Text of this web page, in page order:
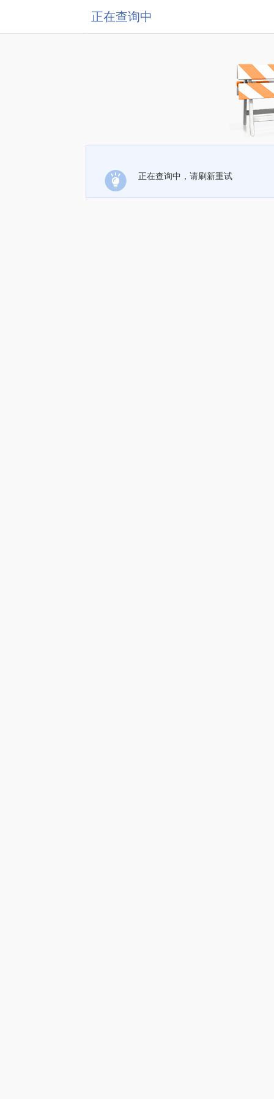
正在查询中
正在查询中，请刷新重试